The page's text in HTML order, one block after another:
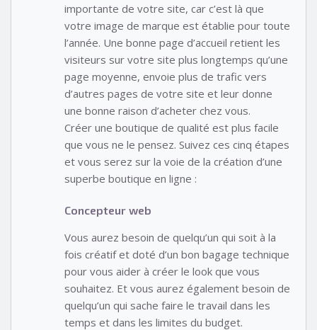
importante de votre site, car c’est là que
votre image de marque est établie pour toute
l’année. Une bonne page d’accueil retient les
visiteurs sur votre site plus longtemps qu’une
page moyenne, envoie plus de trafic vers
d’autres pages de votre site et leur donne
une bonne raison d’acheter chez vous.
Créer une boutique de qualité est plus facile
que vous ne le pensez. Suivez ces cinq étapes
et vous serez sur la voie de la création d’une
superbe boutique en ligne :
Concepteur web
Vous aurez besoin de quelqu’un qui soit à la
fois créatif et doté d’un bon bagage technique
pour vous aider à créer le look que vous
souhaitez. Et vous aurez également besoin de
quelqu’un qui sache faire le travail dans les
temps et dans les limites du budget.